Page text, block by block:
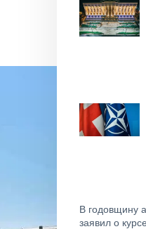
В годовщину
заявил о